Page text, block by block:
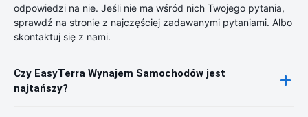
odpowiedzi na nie. Jeśli nie ma wśród nich Twojego pytania,
sprawdź na stronie z najczęściej zadawanymi pytaniami. Albo
skontaktuj się z nami.
Czy EasyTerra Wynajem Samochodów jest
najtańszy?